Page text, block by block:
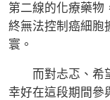
第二線的化療藥物
終無法控制癌細胞
寰。
而對忐忑、希望
幸好在這段期間參